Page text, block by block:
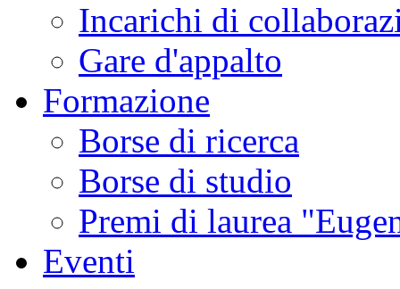
Incarichi di
Gare d'appalto
Formazione
Borse di ricerca
Borse di studio
Premi di laurea
Eventi